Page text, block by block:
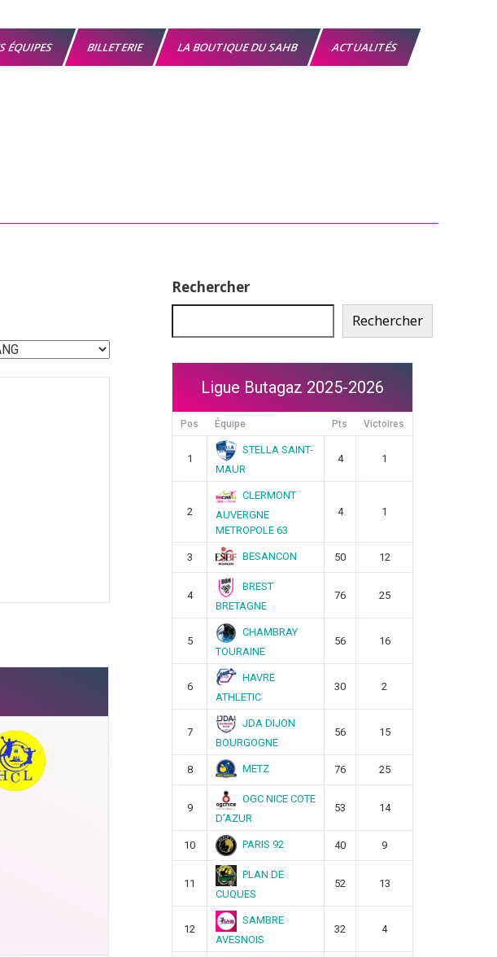
ÉQUIPES BILLETERIE LA BOUTIQUE DU SAHB ACTUALITÉS
Rechercher
Rechercher
Ligue Butagaz 2025-2026
Pos Équipe Pts Victoires
1
STELLA SAINT-
MAUR
4 1
2
CLERMONT
AUVERGNE
METROPOLE 63
4 1
3 BESANCON 50 12
4
BREST
BRETAGNE
76 25
5
CHAMBRAY
TOURAINE
56 16
6
HAVRE
ATHLETIC
30 2
7
JDA DIJON
BOURGOGNE
56 15
8 METZ 76 25
9
OGC NICE COTE
D’AZUR
53 14
10 PARIS 92 40 9
11
PLAN DE
CUQUES
52 13
12
SAMBRE
AVESNOIS
32 4